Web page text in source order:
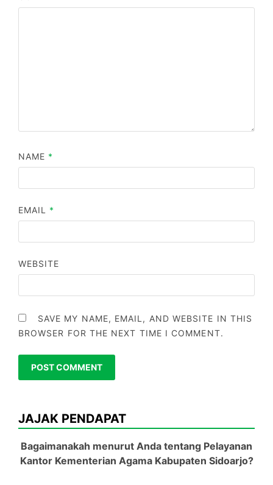
NAME *
EMAIL *
WEBSITE
SAVE MY NAME, EMAIL, AND WEBSITE IN THIS
BROWSER FOR THE NEXT TIME I COMMENT.
JAJAK PENDAPAT
Bagaimanakah menurut Anda tentang Pelayanan
Kantor Kementerian Agama Kabupaten Sidoarjo?